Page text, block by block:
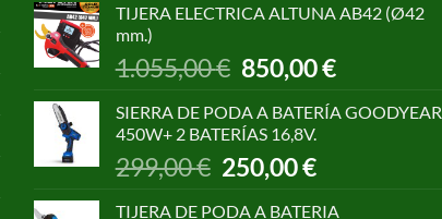
TIJERA ELECTRICA ALTUNA AB42 (Ø42
mm.)
1.055,00€ El
precio
original
era:
1.055,00 €.
850,00€El
precio
actual
SIERRA DE PODA A BATERÍA GOODYEAR
450W+ 2 BATERÍAS 16,8V.
299,00€ El
precio
original
250,00€El
precio
actual
TIJERA DE PODA A BATERIA